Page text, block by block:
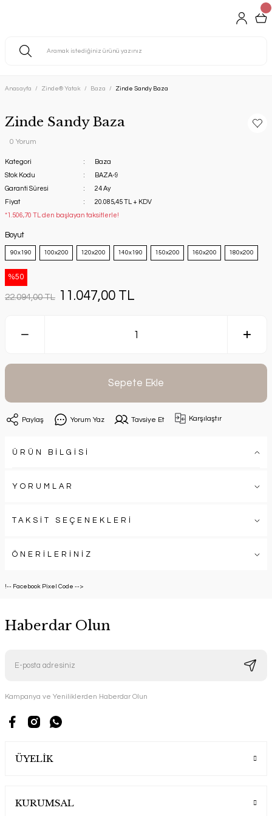
Anasayfa Zinde® Yatak Baza Zinde Sandy Baza
Zinde Sandy Baza
0 Yorum
Kategori
Baza
Stok Kodu
BAZA-9
Garanti Süresi
24 Ay
Fiyat
20.085,45 TL + KDV
*1.506,70 TL den başlayan taksitlerle!
Boyut
‎ ‏‎90x190 100x200 120x200 140x190 150x200 160x200 180x200
%50
22.094,00 TL 11.047,00 TL
Sepete Ekle
Paylaş Yorum Yaz Tavsiye Et Karşılaştır
ÜRÜN BİLGİSİ
YORUMLAR
TAKSİT SEÇENEKLERİ
ÖNERİLERİNİZ
!-- Facebook Pixel Code -->
Haberdar Olun
Kampanya ve Yeniliklerden Haberdar Olun
ÜYELİK
KURUMSAL